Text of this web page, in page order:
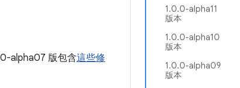
1.0.0-alpha11
版本
1.0.0-alpha10
版本
1.0.0-alpha09
版本
alpha07 版包含這些修